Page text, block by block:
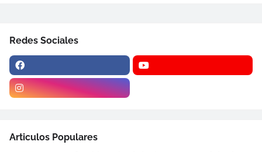
Redes Sociales
Articulos Populares